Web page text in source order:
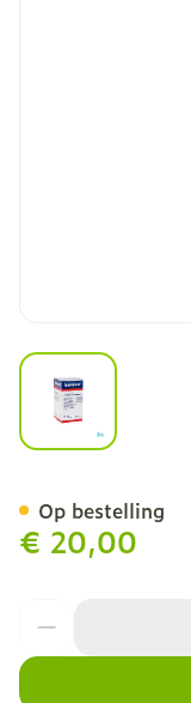
View larger
€ 20,00
Op bestelling